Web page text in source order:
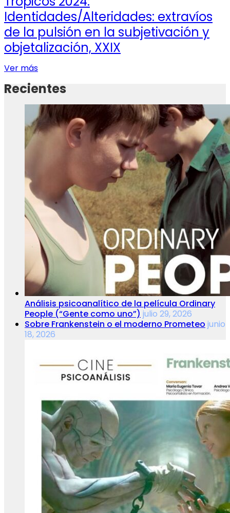
Identidades/Alteridades: extravíos
de la pulsión en la subjetivación y
objetalización, XXIX
Ver más
Recientes
Análisis psicoanalítico de la película Ordinary
People (“Gente como uno”) julio 29, 2026
Sobre Frankenstein o el moderno Prometeo junio
18, 2026